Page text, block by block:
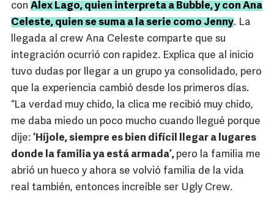
con Alex Lago, quien interpreta a Bubble, y con Ana
Celeste, quien se suma a la serie como Jenny. La
llegada al crew Ana Celeste comparte que su
integración ocurrió con rapidez. Explica que al inicio
tuvo dudas por llegar a un grupo ya consolidado, pero
que la experiencia cambió desde los primeros días.
“La verdad muy chido, la clica me recibió muy chido,
me daba miedo un poco mucho cuando llegué porque
dije: ‘Híjole, siempre es bien difícil llegar a lugares
donde la familia ya está armada’, pero la familia me
abrió un hueco y ahora se volvió familia de la vida
real también, entonces increíble ser Ugly Crew.